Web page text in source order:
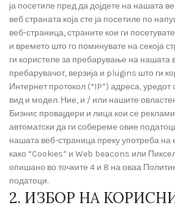
ја посетиле пред да дојдете на нашата
веб страната која сте ја посетиле по
веб-страница, страните кои ги
и времето што го поминувате на секоја
ги користеле за пребарување на нашата
пребарувачот, верзија и plugins што ги
Интернет протокол (“IP”) адреса, уредот
вид и модел. Ние, и / или нашите
Бизнис провајдери и лица кои се
автоматски да ги собереме овие
нашата веб-страница преку употреба на
како “Cookies” и Web beacons или
опишано во точките 4 и 8 на оваа
податоци.
2. ИЗБОР НА